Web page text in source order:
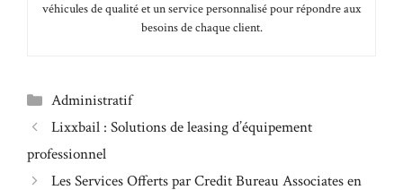
véhicules de qualité et un service personnalisé pour répondre aux
besoins de chaque client.
Catégories
Administratif
Lixxbail : Solutions de leasing d’équipement
professionnel
Les Services Offerts par Credit Bureau Associates en